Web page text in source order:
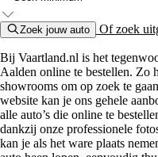
Zoek jouw auto Of zoek
Bij Vaartland.nl is het
Aalden online te bestellen. Zo
showrooms om op zoek te
website kan je ons gehele
alle auto’s die online te
dankzij onze professionele
kan je als het ware plaats